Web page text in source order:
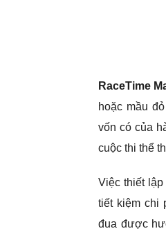
RaceTime
hoặc mầu
vốn có của
cuộc thi thể
Việc thiết
tiết kiệm chi
đua được